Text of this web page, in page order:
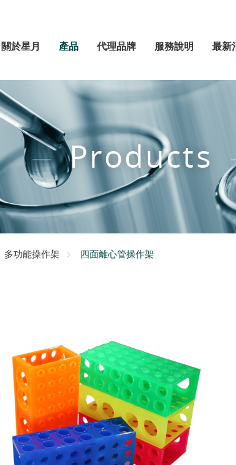
關於星月 產品 代理品牌 服務說明 最新
Products
多功能操作架 四面離心管操作架